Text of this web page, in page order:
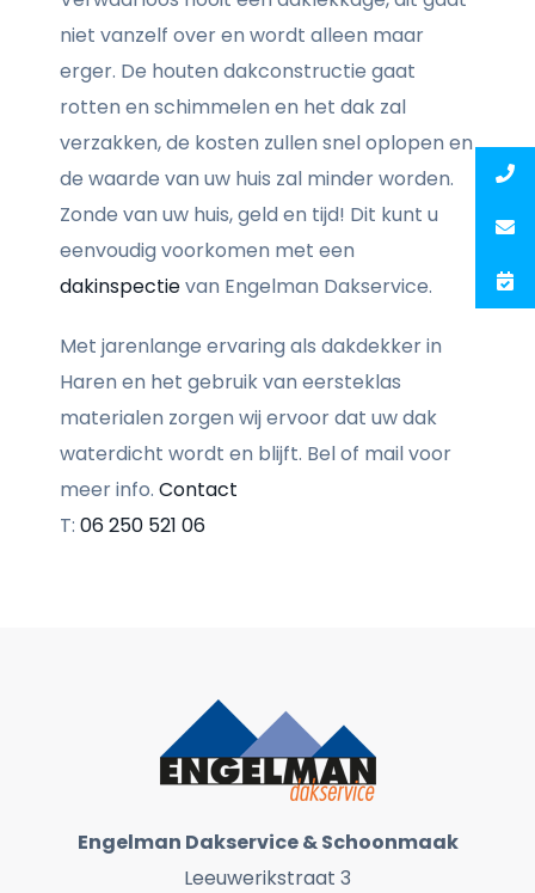
niet vanzelf over en wordt alleen maar
erger. De houten dakconstructie gaat
rotten en schimmelen en het dak zal
verzakken, de kosten zullen snel oplopen en
de waarde van uw huis zal minder worden.
Zonde van uw huis, geld en tijd! Dit kunt u
eenvoudig voorkomen met een
dakinspectievan Engelman Dakservice.
Met jarenlange ervaring als dakdekker in
Haren en het gebruik van eersteklas
materialen zorgen wij ervoor dat uw dak
waterdicht wordt en blijft. Bel of mail voor
meer info. Contact
T: 06 250 521 06
Engelman Dakservice & Schoonmaak
Leeuwerikstraat 3